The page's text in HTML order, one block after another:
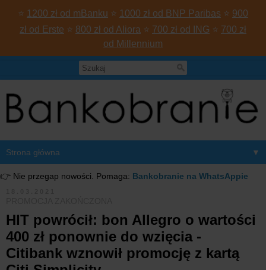
⭐ 1200 zł od mBanku ⭐ 1000 zł od BNP Paribas ⭐ 900
zł od Erste ⭐ 800 zł od Aliora ⭐ 700 zł od ING ⭐ 700 zł
od Millennium
▼
👉 Nie przegap nowości. Pomaga: Bankobranie na WhatsAppie
HIT powrócił: bon Allegro o wartości
400 zł ponownie do wzięcia -
Citibank wznowił promocję z kartą